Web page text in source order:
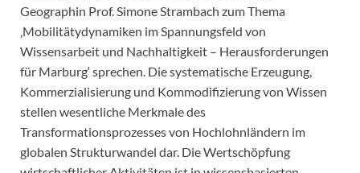
Geographin Prof. Simone Strambach zum Thema
‚Mobilitätydynamiken im Spannungsfeld von
Wissensarbeit und Nachhaltigkeit – Herausforderungen
für Marburg‘ sprechen. Die systematische Erzeugung,
Kommerzialisierung und Kommodifizierung von Wissen
stellen wesentliche Merkmale des
Transformationsprozesses von Hochlohnländern im
globalen Strukturwandel dar. Die Wertschöpfung